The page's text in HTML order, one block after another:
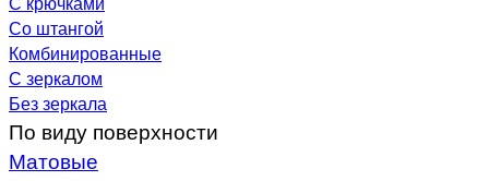
Со штангой
Комбинированные
С зеркалом
Без зеркала
По виду поверхности
Матовые